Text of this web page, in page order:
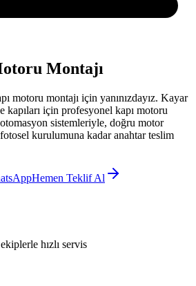
Montajı
motoru montajı için yanınızdayız. Kayar
kapıları için profesyonel kapı motoru
sistemleriyle, doğru motor
kurulumuna kadar anahtar teslim
Hemen Teklif Al
hızlı servis